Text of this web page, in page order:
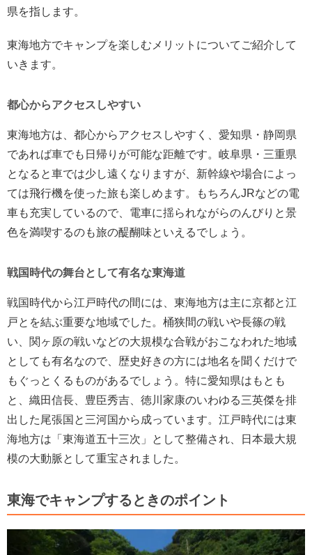
県を指します。
東海地方でキャンプを楽しむメリットについてご紹介して
いきます。
都心からアクセスしやすい
東海地方は、都心からアクセスしやすく、愛知県・静岡県
であれば車でも日帰りが可能な距離です。岐阜県・三重県
となると車では少し遠くなりますが、新幹線や場合によっ
ては飛行機を使った旅も楽しめます。もちろんJRなどの電
車も充実しているので、電車に揺られながらのんびりと景
色を満喫するのも旅の醍醐味といえるでしょう。
戦国時代の舞台として有名な東海道
戦国時代から江戸時代の間には、東海地方は主に京都と江
戸とを結ぶ重要な地域でした。桶狭間の戦いや長篠の戦
い、関ヶ原の戦いなどの大規模な合戦がおこなわれた地域
としても有名なので、歴史好きの方には地名を聞くだけで
もぐっとくるものがあるでしょう。特に愛知県はもとも
と、織田信長、豊臣秀吉、徳川家康のいわゆる三英傑を排
出した尾張国と三河国から成っています。江戸時代には東
海地方は「東海道五十三次」として整備され、日本最大規
模の大動脈として重宝されました。
東海でキャンプするときのポイント